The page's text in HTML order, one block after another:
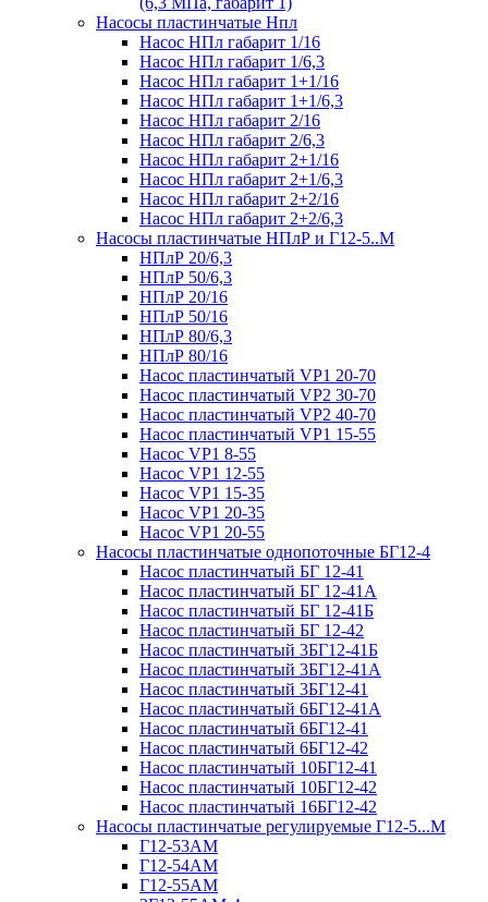
Насосы пластинчатые Нпл
Насос НПл габарит 1/16
Насос НПл габарит 1/6,3
Насос НПл габарит 1+1/16
Насос НПл габарит 1+1/6,3
Насос НПл габарит 2/16
Насос НПл габарит 2/6,3
Насос НПл габарит 2+1/16
Насос НПл габарит 2+1/6,3
Насос НПл габарит 2+2/16
Насос НПл габарит 2+2/6,3
Насосы пластинчатые НПлР и Г12-5..М
НПлР 20/6,3
НПлР 50/6,3
НПлР 20/16
НПлР 50/16
НПлР 80/6,3
НПлР 80/16
Насос пластинчатый VP1 20-70
Насос пластинчатый VP2 30-70
Насос пластинчатый VP2 40-70
Насос пластинчатый VP1 15-55
Насос VP1 8-55
Насос VP1 12-55
Насос VP1 15-35
Насос VP1 20-35
Насос VP1 20-55
Насосы пластинчатые однопоточные БГ12-4
Насос пластинчатый БГ 12-41
Насос пластинчатый БГ 12-41А
Насос пластинчатый БГ 12-41Б
Насос пластинчатый БГ 12-42
Насос пластинчатый 3БГ12-41Б
Насос пластинчатый 3БГ12-41А
Насос пластинчатый 3БГ12-41
Насос пластинчатый 6БГ12-41А
Насос пластинчатый 6БГ12-41
Насос пластинчатый 6БГ12-42
Насос пластинчатый 10БГ12-41
Насос пластинчатый 10БГ12-42
Насос пластинчатый 16БГ12-42
Насосы пластинчатые регулируемые Г12-5...М
Г12-53АМ
Г12-54АМ
Г12-55АМ